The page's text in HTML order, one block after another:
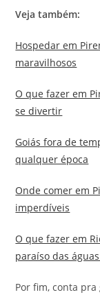
Veja também:
Hospedar em
maravilhosos
O que fazer em
se divertir
Goiás fora de
qualquer época
Onde comer em
imperdíveis
O que fazer em
paraíso das
Por fim, conta